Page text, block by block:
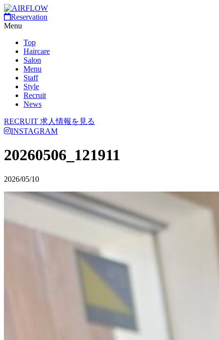
Reservation
Menu
Top
Haircare
Salon
Menu
Staff
Style
Recruit
News
RECRUIT 求人情報を見る
INSTAGRAM
20260506_121911
2026/05/10